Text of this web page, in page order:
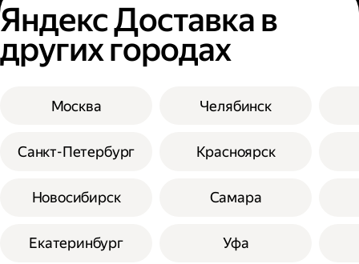
Яндекс Доставка в
других городах
Москва
Санкт-Петербург
Новосибирск
Екатеринбург
Челябинск
Красноярск
Самара
Уфа